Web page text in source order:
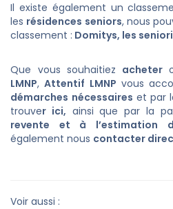
Il existe également un
les résidences seniors, nous
classement : Domitys, les
Que vous souhaitiez acheter
LMNP,Attentif LMNP vous
démarches nécessaires et par
trouver ici, ainsi que par la
revente et à l’estimation
également nous contacter
Voir aussi :